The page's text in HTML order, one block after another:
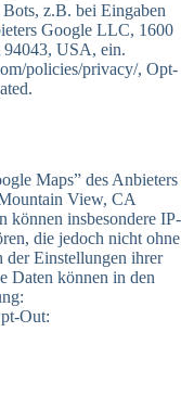
z.B. bei Eingaben
Google LLC, 1600
USA, ein.
policies/privacy/, Opt-
Maps” des Anbieters
View, CA
können insbesondere IP-
die jedoch nicht ohne
Einstellungen ihrer
Daten können in den
Out: